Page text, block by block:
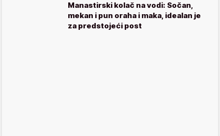
Manastirski kolač na vodi: Sočan,
mekan i pun oraha i maka, idealan je
za predstojeći post